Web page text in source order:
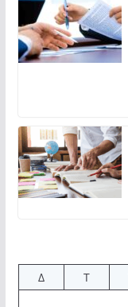
Δ
Τ